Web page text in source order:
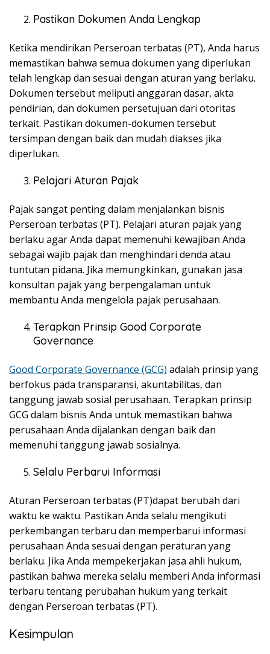
Pastikan Dokumen Anda Lengkap
Ketika mendirikan Perseroan terbatas (PT), Anda harus
memastikan bahwa semua dokumen yang diperlukan
telah lengkap dan sesuai dengan aturan yang berlaku.
Dokumen tersebut meliputi anggaran dasar, akta
pendirian, dan dokumen persetujuan dari otoritas
terkait. Pastikan dokumen-dokumen tersebut
tersimpan dengan baik dan mudah diakses jika
diperlukan.
Pelajari Aturan Pajak
Pajak sangat penting dalam menjalankan bisnis
Perseroan terbatas (PT). Pelajari aturan pajak yang
berlaku agar Anda dapat memenuhi kewajiban Anda
sebagai wajib pajak dan menghindari denda atau
tuntutan pidana. Jika memungkinkan, gunakan jasa
konsultan pajak yang berpengalaman untuk
membantu Anda mengelola pajak perusahaan.
Terapkan Prinsip Good Corporate
Governance
Good Corporate Governance (GCG) adalah prinsip yang
berfokus pada transparansi, akuntabilitas, dan
tanggung jawab sosial perusahaan. Terapkan prinsip
GCG dalam bisnis Anda untuk memastikan bahwa
perusahaan Anda dijalankan dengan baik dan
memenuhi tanggung jawab sosialnya.
Selalu Perbarui Informasi
Aturan Perseroan terbatas (PT)dapat berubah dari
waktu ke waktu. Pastikan Anda selalu mengikuti
perkembangan terbaru dan memperbarui informasi
perusahaan Anda sesuai dengan peraturan yang
berlaku. Jika Anda mempekerjakan jasa ahli hukum,
pastikan bahwa mereka selalu memberi Anda informasi
terbaru tentang perubahan hukum yang terkait
dengan Perseroan terbatas (PT).
Kesimpulan